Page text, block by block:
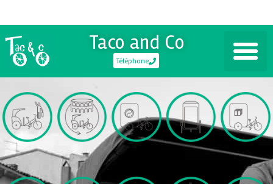
Taco and Co
Téléphone